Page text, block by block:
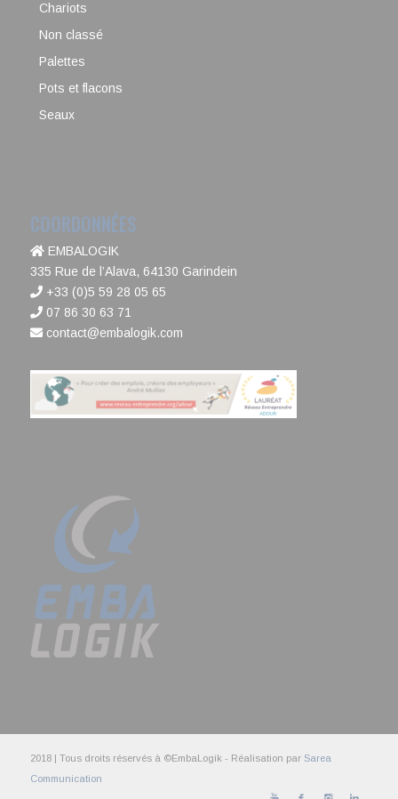
Chariots
Non classé
Palettes
Pots et flacons
Seaux
COORDONNÉES
EMBALOGIK
335 Rue de l’Alava, 64130 Garindein
+33 (0)5 59 28 05 65
07 86 30 63 71
contact@embalogik.com
2018 | Tous droits réservés à ©EmbaLogik - Réalisation par Sarea
Communication